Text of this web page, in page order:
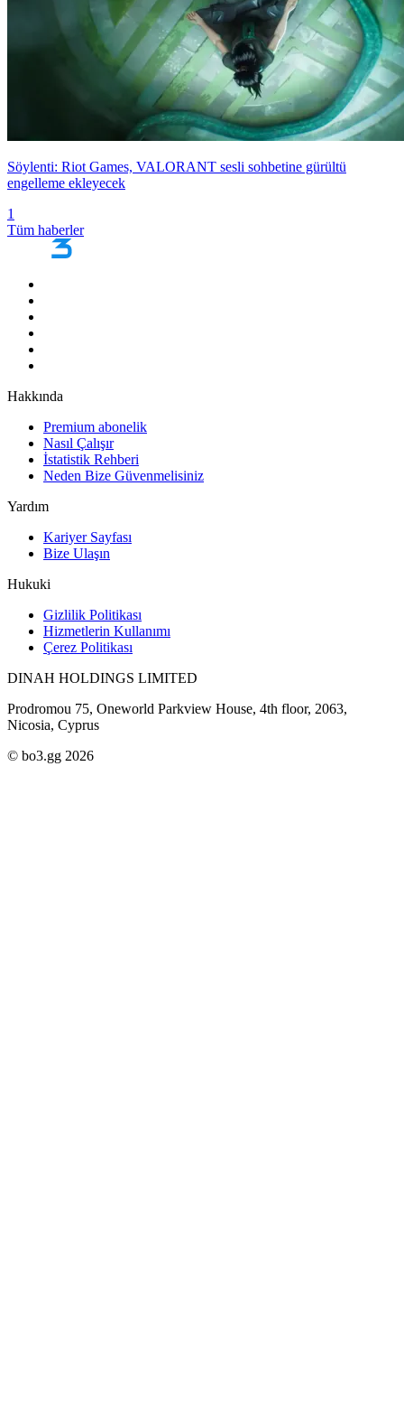
Söylenti: Riot Games, VALORANT sesli sohbetine gürültü
engelleme ekleyecek
1
Tüm haberler
Hakkında
Premium abonelik
Nasıl Çalışır
İstatistik Rehberi
Neden Bize Güvenmelisiniz
Yardım
Kariyer Sayfası
Bize Ulaşın
Hukuki
Gizlilik Politikası
Hizmetlerin Kullanımı
Çerez Politikası
DINAH HOLDINGS LIMITED
Prodromou 75, Oneworld Parkview House, 4th floor, 2063,
Nicosia, Cyprus
© bo3.gg 2026